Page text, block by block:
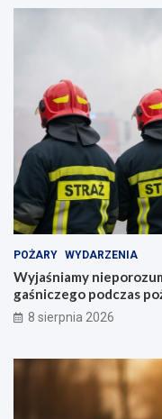
POŻARY WYDARZENIA
Wyjaśniamy
gaśniczego podczas
8 sierpnia 2026